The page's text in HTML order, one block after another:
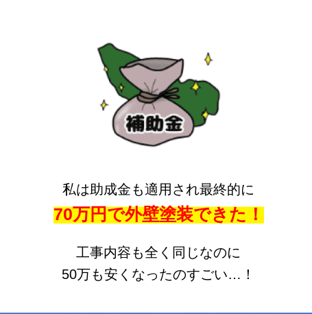
私は助成金も適用され最終的に
70万円で外壁塗装できた！
工事内容も全く同じなのに
50万も安くなったのすごい…！